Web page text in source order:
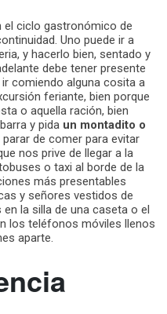
el ciclo gastronómico de
Uno puede ir a
y hacerlo bien, sentado y
debe tener presente
comiendo alguna cosita a
feriante, bien porque
o aquella ración, bien
y pida un montadito o
parar de comer para evitar
nos prive de llegar a la
o taxi al borde de la
más presentables
y señores vestidos de
la silla de una caseta o el
los teléfonos móviles llenos
aparte.